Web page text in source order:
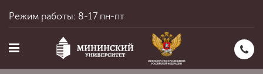
Режим работы: 8-17 пн-пт